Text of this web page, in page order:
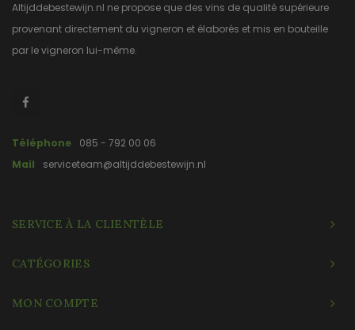
Altijddebestewijn.nl ne propose que des vins de qualité supérieure
provenant directement du vigneron et élaborés et mis en bouteille
par le vigneron lui-même.
Téléphone
085 - 792 00 06
Mail
serviceteam@altijddebestewijn.nl
SERVICE À LA CLIENTÈLE
CATÉGORIES
MON COMPTE